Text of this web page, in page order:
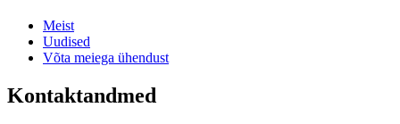
Meist
Uudised
Võta meiega ühendust
Kontaktandmed